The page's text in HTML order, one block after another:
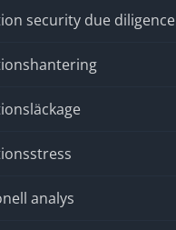
security due diligence
analys